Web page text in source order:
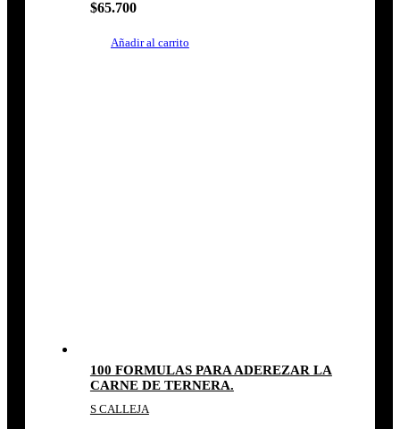
$65.700
Añadir al carrito
100 FORMULAS PARA ADEREZAR LA
CARNE DE TERNERA.
S CALLEJA